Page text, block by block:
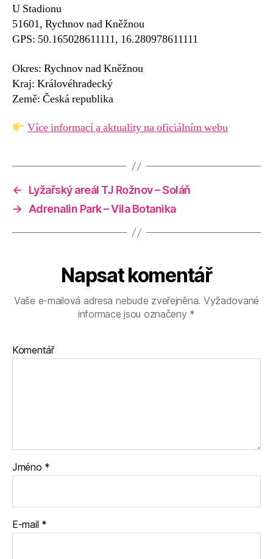
U Stadionu
51601, Rychnov nad Kněžnou
GPS: 50.165028611111, 16.280978611111
Okres: Rychnov nad Kněžnou
Kraj: Královéhradecký
Země: Česká republika
Více informací a aktuality na oficiálním webu
←
Lyžařský areál TJ Rožnov – Soláň
→
Adrenalin Park – Vila Botanika
Napsat komentář
Vaše e-mailová adresa nebude zveřejněna. Vyžadované
informace jsou označeny *
Komentář
Jméno *
E-mail *